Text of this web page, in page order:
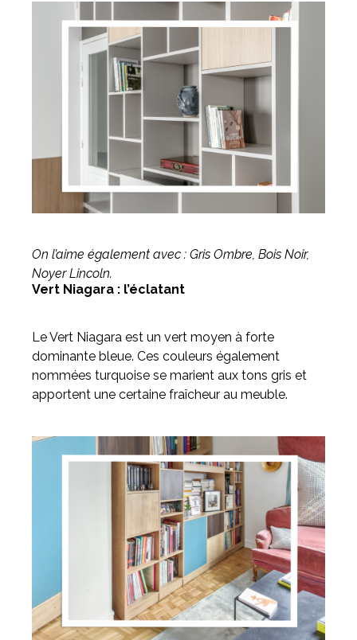
On l’aime également avec : Gris Ombre, Bois Noir,
Noyer Lincoln.
Vert Niagara : l’éclatant
Le Vert Niagara est un vert moyen à forte
dominante bleue. Ces couleurs également
nommées turquoise se marient aux tons gris et
apportent une certaine fraîcheur au meuble.